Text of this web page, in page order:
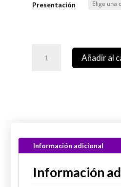
Presentación
Añadir al
Información adicional
Información